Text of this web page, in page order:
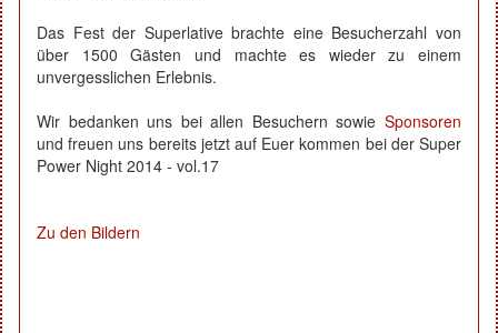
Das Fest der Superlative brachte eine Besucherzahl von
über 1500 Gästen und machte es wieder zu einem
unvergesslichen Erlebnis.
Wir bedanken uns bei allen Besuchern sowie Sponsoren
und freuen uns bereits jetzt auf Euer kommen bei der Super
Power Night 2014 - vol.17
Zu den Bildern